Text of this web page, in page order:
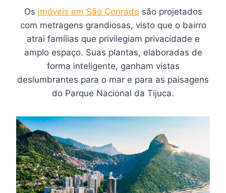
Os imóveis em São Conradosão projetados
com metragens grandiosas, visto que o bairro
atrai famílias que privilegiam privacidade e
amplo espaço. Suas plantas, elaboradas de
forma inteligente, ganham vistas
deslumbrantes para o mar e para as paisagens
do Parque Nacional da Tijuca.